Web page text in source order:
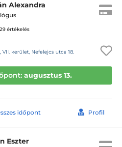
Alexandra
29 értékelés
VII. kerület, Nefelejcs utca 18.
augusztus 13.
időpont Profil
Eszter